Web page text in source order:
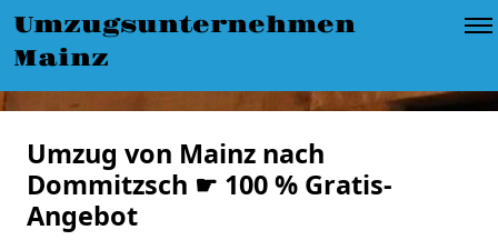
Umzugsunternehmen
Mainz
Umzug von Mainz nach
Dommitzsch ☛ 100 % Gratis-
Angebot